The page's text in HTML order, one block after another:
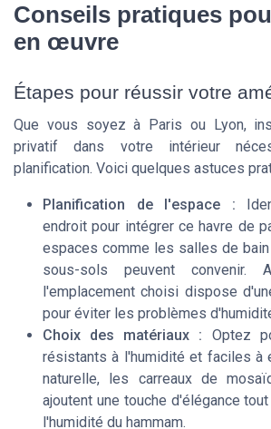
Conseils pratiques
en œuvre
Étapes pour réussir votre
Que vous soyez à Paris ou Lyon,
privatif dans votre intérieur
planification. Voici quelques astuces
Planification de l'espace :
endroit pour intégrer ce havre de
espaces comme les salles de
sous-sols peuvent convenir.
l'emplacement choisi dispose
pour éviter les problèmes
Choix des matériaux : Optez
résistants à l'humidité et faciles à
naturelle, les carreaux de
ajoutent une touche d'élégance
l'humidité du hammam.